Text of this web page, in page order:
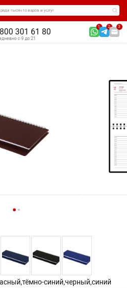
тысяч товаров и услуг
301 61 80
1 2 3
с 9 до 21
тёмно-синий,черный,синий